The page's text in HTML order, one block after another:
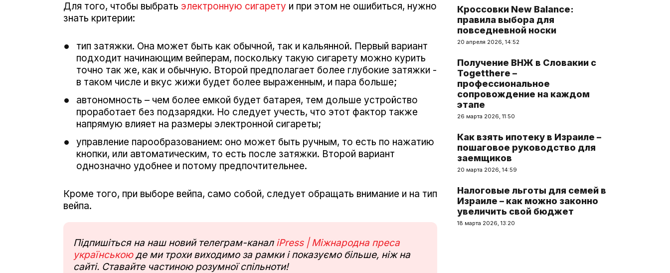
Для того, чтобы выбрать электронную сигарету и при этом не ошибиться, нужно
знать критерии:
тип затяжки. Она может быть как обычной, так и кальянной. Первый вариант
подходит начинающим вейперам, поскольку такую сигарету можно курить
точно так же, как и обычную. Второй предполагает более глубокие затяжки -
в таком числе и вкус жижи будет более выраженным, и пара больше;
автономность – чем более емкой будет батарея, тем дольше устройство
проработает без подзарядки. Но следует учесть, что этот фактор также
напрямую влияет на размеры электронной сигареты;
управление парообразованием: оно может быть ручным, то есть по нажатию
кнопки, или автоматическим, то есть после затяжки. Второй вариант
однозначно удобнее и потому предпочтительнее.
Кроме того, при выборе вейпа, само собой, следует обращать внимание и на тип
вейпа.
Підпишіться на наш новий телеграм-канал iPress | Міжнародна преса
українськоюде ми трохи виходимо за рамки і показуємо більше, ніж на
сайті. Ставайте частиною розумної спільноти!
Кроссовки New Balance:
правила выбора для
повседневной носки
20 апреля 2026, 14:52
Получение ВНЖ в Словакии с
Togetthere –
профессиональное
сопровождение на каждом
этапе
26 марта 2026, 11:50
Как взять ипотеку в Израиле –
пошаговое руководство для
заемщиков
20 марта 2026, 14:59
Налоговые льготы для семей в
Израиле – как можно законно
увеличить свой бюджет
18 марта 2026, 13:20